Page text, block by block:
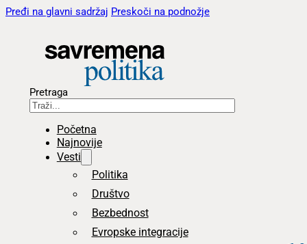
Pređi na glavni sadržaj Preskoči na podnožje
Pretraga
Početna
Najnovije
Vesti
Politika
Društvo
Bezbednost
Evropske integracije